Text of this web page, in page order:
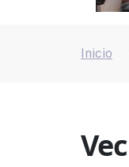
Inicio